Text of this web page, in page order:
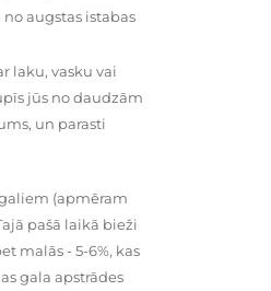
augstas istabas
laku, vasku vai
jūs no daudzām
un parasti
(apmēram
pašā laikā bieži
malās - 5-6%, kas
gala apstrādes